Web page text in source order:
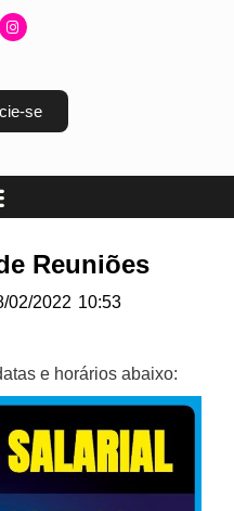
se
Reuniões
02/2022 10:53
e horários abaixo: